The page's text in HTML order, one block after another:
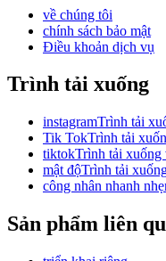
về chúng tôi
chính sách bảo mật
Điều khoản dịch vụ
Trình tải xuống
instagramTrình tải
Tik TokTrình tải
tiktokTrình tải xuống
mật độTrình tải
công nhân nhanh
Sản phẩm liên